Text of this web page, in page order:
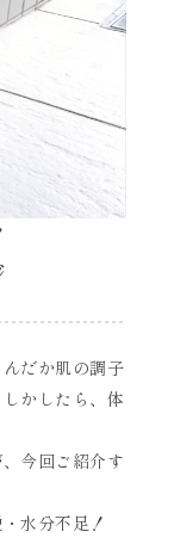
だか肌の調子
かしたら、体
今回ご紹介す
水分不足！